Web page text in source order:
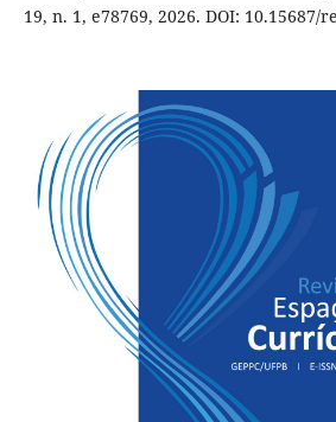
19, n. 1, e78769, 2026. DOI: 10.15687/